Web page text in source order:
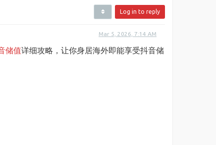
Log in to reply
Mar 5, 2026, 7:14 AM
储值详细攻略，让你身居海外即能享受抖音储